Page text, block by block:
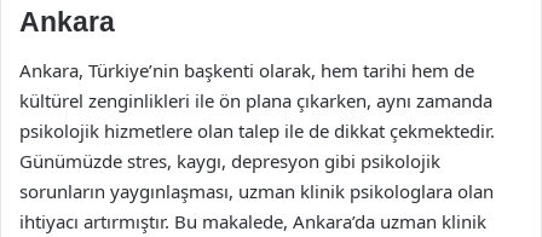
Ankara
Ankara, Türkiye’nin başkenti olarak, hem tarihi hem de
kültürel zenginlikleri ile ön plana çıkarken, aynı zamanda
psikolojik hizmetlere olan talep ile de dikkat çekmektedir.
Günümüzde stres, kaygı, depresyon gibi psikolojik
sorunların yaygınlaşması, uzman klinik psikologlara olan
ihtiyacı artırmıştır. Bu makalede, Ankara’da uzman klinik